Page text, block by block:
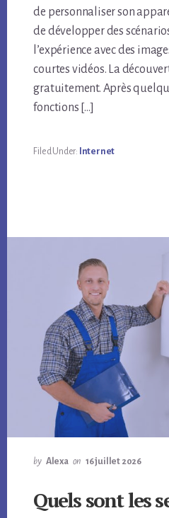
de personnaliser son
de développer des
l’expérience avec des
courtes vidéos. La
gratuitement. Après
fonctions […]
Filed Under: Internet
by Alexa on 16 juillet 2026
Quels sont les